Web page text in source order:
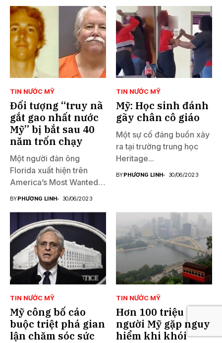
TIN NƯỚC MỸ
Đối tượng “truy nã
gắt gao nhất nước
Mỹ” bị bắt sau 40
năm trốn chạy
Một người đàn ông
Florida xuất hiện trên
America’s Most Wanted
đã...
BYPHƯƠNG LINH 30/06/2023
TIN NƯỚC MỸ
Mỹ: Học sinh đánh
gãy chân cô giáo
Một sự cố đáng buồn xảy
ra tại trường trung học
Heritage...
BYPHƯƠNG LINH 30/06/2023
TIN NƯỚC MỸ
Mỹ công bố cáo
buộc triệt phá gian
lận chăm sóc sức
TIN NƯỚC MỸ
Hơn 100 triệu
người Mỹ gặp nguy
hiểm khi khói